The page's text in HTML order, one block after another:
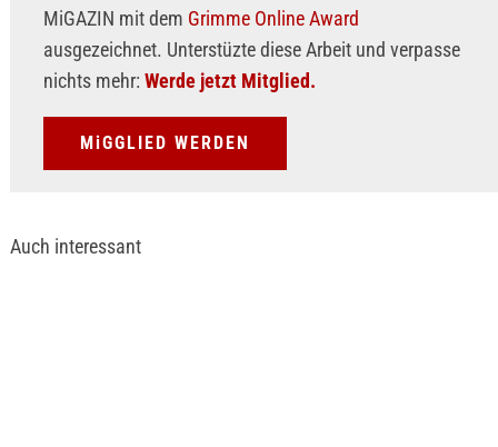
MiGAZIN mit dem Grimme Online Award
ausgezeichnet. Unterstüzte diese Arbeit und verpasse
nichts mehr: Werde jetzt Mitglied.
MiGGLIED WERDEN
Auch interessant